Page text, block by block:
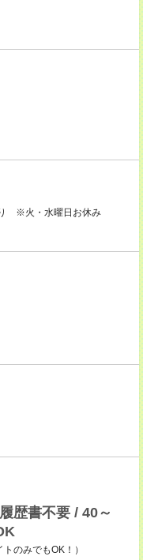
※火・水曜日お休み
歴書不要 / 40～
のみでもOK！）